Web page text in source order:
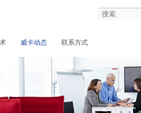
威卡动态 联系方式